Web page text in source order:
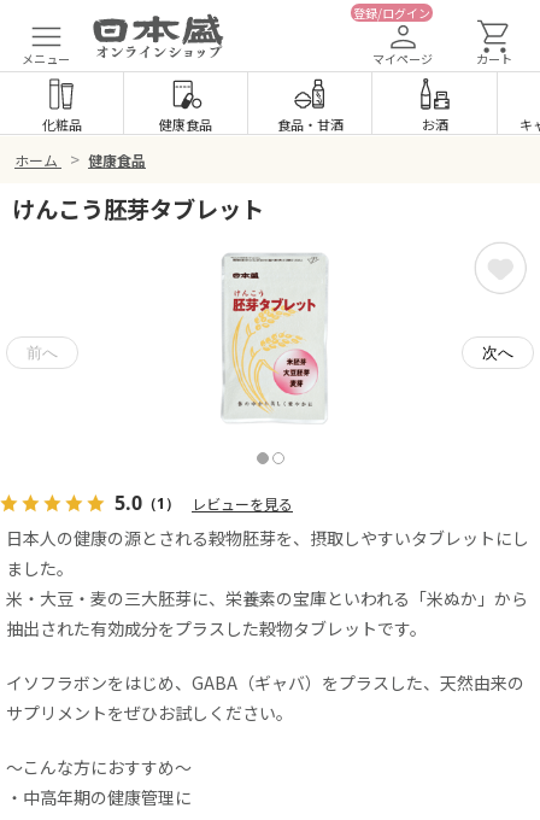
メニュー
登録/ログイン
マイページ カート
化粧品 健康食品 食品・ 甘酒 お酒 キ
ホーム > 健康食品
けんこう胚芽タブレット
5.0 （1） レビューを見る
日本人の健康の源とされる穀物胚芽を、摂取しやすいタブレットにし
ました。
米・大豆・麦の三大胚芽に、栄養素の宝庫といわれる「米ぬか」から
抽出された有効成分をプラスした穀物タブレットです。
イソフラボンをはじめ、GABA（ギャバ）をプラスした、天然由来の
サプリメントをぜひお試しください。
～こんな方におすすめ～
・中高年期の健康管理に